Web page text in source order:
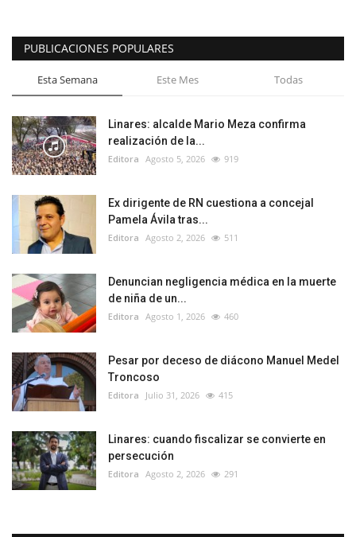
PUBLICACIONES POPULARES
Esta Semana Este Mes Todas
Linares: alcalde Mario Meza confirma
realización de la...
Editora Agosto 5, 2026 919
Ex dirigente de RN cuestiona a concejal
Pamela Ávila tras...
Editora Agosto 2, 2026 511
Denuncian negligencia médica en la muerte
de niña de un...
Editora Agosto 1, 2026 460
Pesar por deceso de diácono Manuel Medel
Troncoso
Editora Julio 31, 2026 415
Linares: cuando fiscalizar se convierte en
persecución
Editora Agosto 2, 2026 291